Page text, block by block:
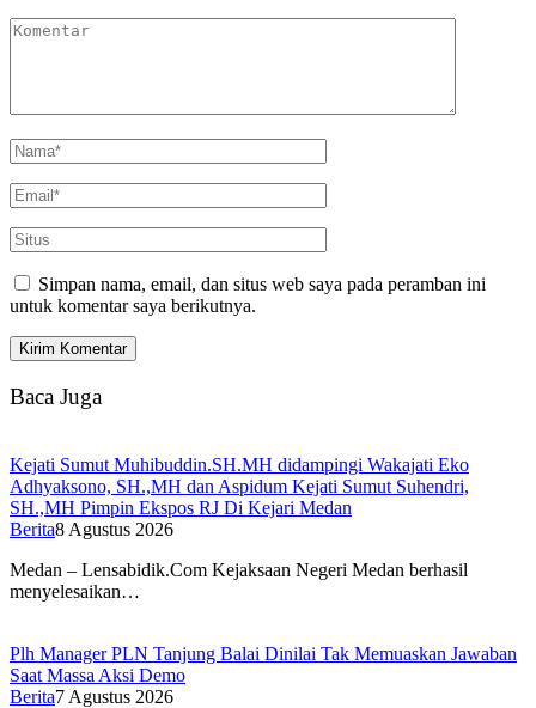
Simpan nama, email, dan situs web saya pada peramban ini
untuk komentar saya berikutnya.
Baca Juga
Kejati Sumut Muhibuddin.SH.MH didampingi Wakajati Eko
Adhyaksono, SH.,MH dan Aspidum Kejati Sumut Suhendri,
SH.,MH Pimpin Ekspos RJ Di Kejari Medan
Berita8 Agustus 2026
Medan – Lensabidik.Com Kejaksaan Negeri Medan berhasil
menyelesaikan…
Plh Manager PLN Tanjung Balai Dinilai Tak Memuaskan Jawaban
Saat Massa Aksi Demo
Berita7 Agustus 2026